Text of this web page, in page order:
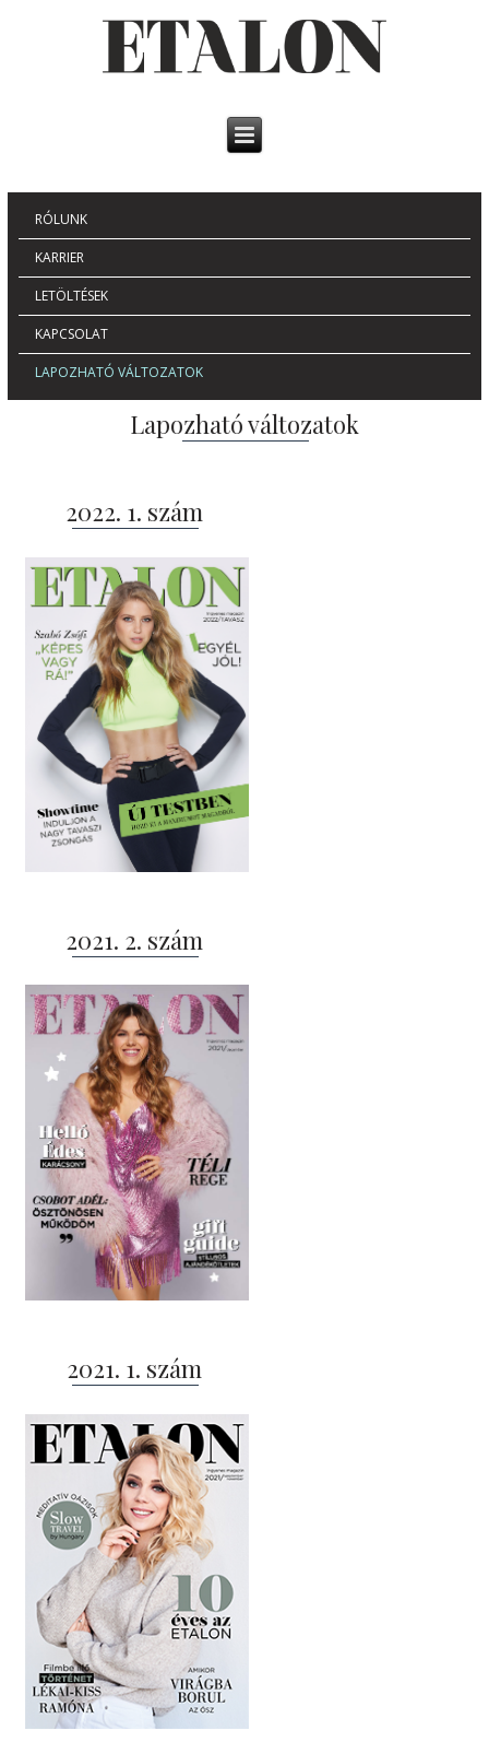
RÓLUNK
KARRIER
LETÖLTÉSEK
KAPCSOLAT
LAPOZHATÓ VÁLTOZATOK
Lapozható változatok
2022. 1. szám
2021. 2. szám
2021. 1. szám